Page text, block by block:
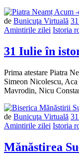
de Bunicuţa Virtuală
Amintirile zilei Istoria
31 Iulie în
Prima atestare Piatra
Simeon Nicolescu,
Mavrodin, Nicu
de Bunicuţa Virtuală
Amintirile zilei Istoria
Mănăstirea